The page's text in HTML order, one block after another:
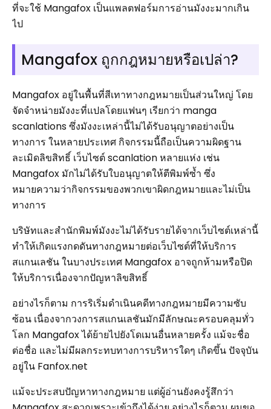
ที่จะใช้ Mangafox เป็นแพลตฟอร์มการอ่านมังงะมากเกิน
ไป
Mangafox ถูกกฎหมายหรือเปล่า?
Mangafox อยู่ในพื้นที่สีเทาทางกฎหมายเป็นส่วนใหญ่ โดย
จัดจำหน่ายมังงะที่แปลโดยแฟนๆ เรียกว่า manga
scanlations ซึ่งมังงะเหล่านี้ไม่ได้รับอนุญาตอย่างเป็น
ทางการ ในหลายประเทศ กิจกรรมนี้ถือเป็นความผิดฐาน
ละเมิดลิขสิทธิ์ เว็บไซต์ scanlation หลายแห่ง เช่น
Mangafox มักไม่ได้รับใบอนุญาตให้ตีพิมพ์ซ้ำ ซึ่ง
หมายความว่ากิจกรรมของพวกเขาผิดกฎหมายและไม่เป็น
ทางการ
บริษัทและสำนักพิมพ์มังงะไม่ได้รับรายได้จากเว็บไซต์เหล่านี้
ทำให้เกิดแรงกดดันทางกฎหมายต่อเว็บไซต์ที่ให้บริการ
สแกนเลชัน ในบางประเทศ Mangafox อาจถูกห้ามหรือปิด
ให้บริการเนื่องจากปัญหาลิขสิทธิ์
อย่างไรก็ตาม การริเริ่มดำเนินคดีทางกฎหมายมีความซับ
ซ้อน เนื่องจากวงการสแกนเลชันมักมีลักษณะครอบคลุมทั่ว
โลก Mangafox ได้ย้ายไปยังโดเมนอื่นหลายครั้ง แม้จะชื่อ
ต่อชื่อ และไม่มีผลกระทบทางการบริหารใดๆ เกิดขึ้น ปัจจุบัน
อยู่ใน Fanfox.net
แม้จะประสบปัญหาทางกฎหมาย แต่ผู้อ่านยังคงรู้สึกว่า